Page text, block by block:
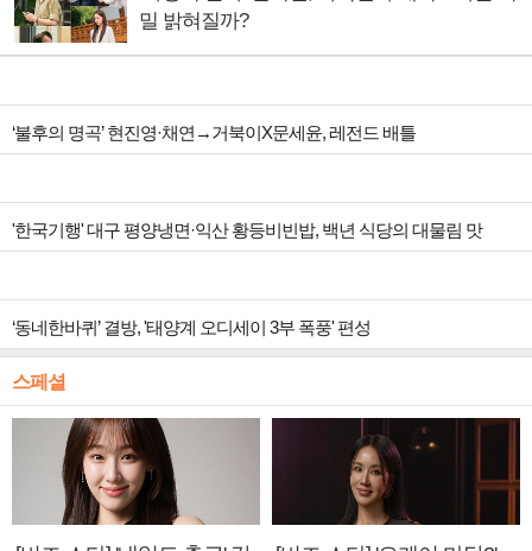
밀 밝혀질까?
‘불후의 명곡’ 현진영·채연→거북이X문세윤, 레전드 배틀
'한국기행' 대구 평양냉면·익산 황등비빈밥, 백년 식당의 대물림 맛
‘동네한바퀴’ 결방, '태양계 오디세이 3부 폭풍' 편성
스페셜